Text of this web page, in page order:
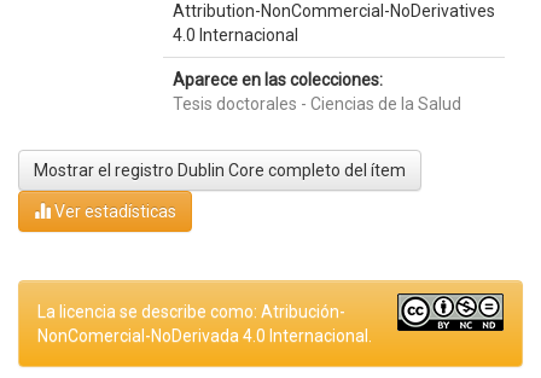
Attribution-NonCommercial-NoDerivatives
4.0 Internacional
Aparece en las colecciones:
Tesis doctorales - Ciencias de la Salud
Mostrar el registro Dublin Core completo del ítem
Ver estadísticas
La licencia se describe como: Atribución-
NonComercial-NoDerivada 4.0 Internacional.